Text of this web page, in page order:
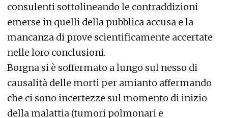
consulenti sottolineando le contraddizioni
emerse in quelli della pubblica accusa e la
mancanza di prove scientificamente accertate
nelle loro conclusioni.
Borgna si è soffermato a lungo sul nesso di
causalità delle morti per amianto affermando
che ci sono incertezze sul momento di inizio
della malattia (tumori polmonari e